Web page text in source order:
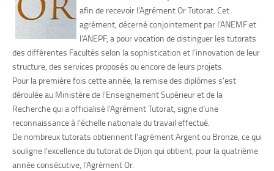
afin de recevoir l’Agrément Or Tutorat. Cet
agrément, décerné conjointement par l’ANEMF et
l’ANEPF, a pour vocation de distinguer les tutorats
des différentes Facultés selon la sophistication et l’innovation de leur
structure, des services proposés ou encore de leurs projets.
Pour la première fois cette année, la remise des diplômes s’est
déroulée au Ministère de l’Enseignement Supérieur et de la
Recherche qui a officialisé l’Agrément Tutorat, signe d’une
reconnaissance à l’échelle nationale du travail effectué.
De nombreux tutorats obtiennent l’agrément Argent ou Bronze, ce qui
souligne l’excellence du tutorat de Dijon qui obtient, pour la quatrième
année consécutive, l’Agrément Or.